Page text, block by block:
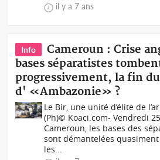
il y a 7 ans
Info
Cameroun : Crise
bases séparatistes
progressivement, la fin
d' «Ambazonie» ?
Le Bir, une unité d’élite de
(Ph)© Koaci.com- Vendredi
Cameroun, les bases des
sont démantelées
les...